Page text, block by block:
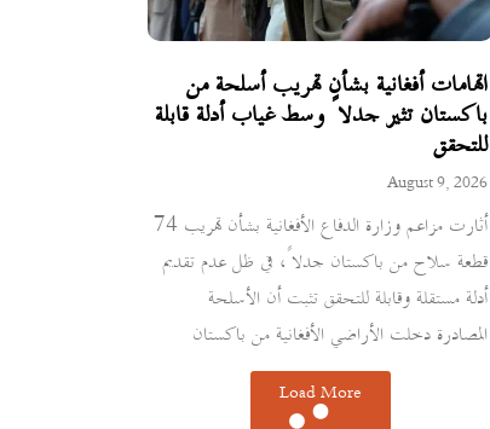
اتهامات أفغانية بشأن تهريب أسلحة من
باكستان تثير جدلاً وسط غياب أدلة قابلة
للتحقق
August 9, 2026
أثارت مزاعم وزارة الدفاع الأفغانية بشأن تهريب 74
قطعة سلاح من باكستان جدلاً، في ظل عدم تقديم
أدلة مستقلة وقابلة للتحقق تثبت أن الأسلحة
المصادرة دخلت الأراضي الأفغانية من باكستان
Load More